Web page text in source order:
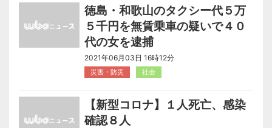
徳島・和歌山のタクシー代５万
５千円を無賃乗車の疑いで４０
代の女を逮捕
2021年06月03日 16時12分
災害・防災 社会
【新型コロナ】１人死亡、感染
確認８人